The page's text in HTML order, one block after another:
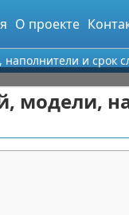
О проекте
и срок
модели,